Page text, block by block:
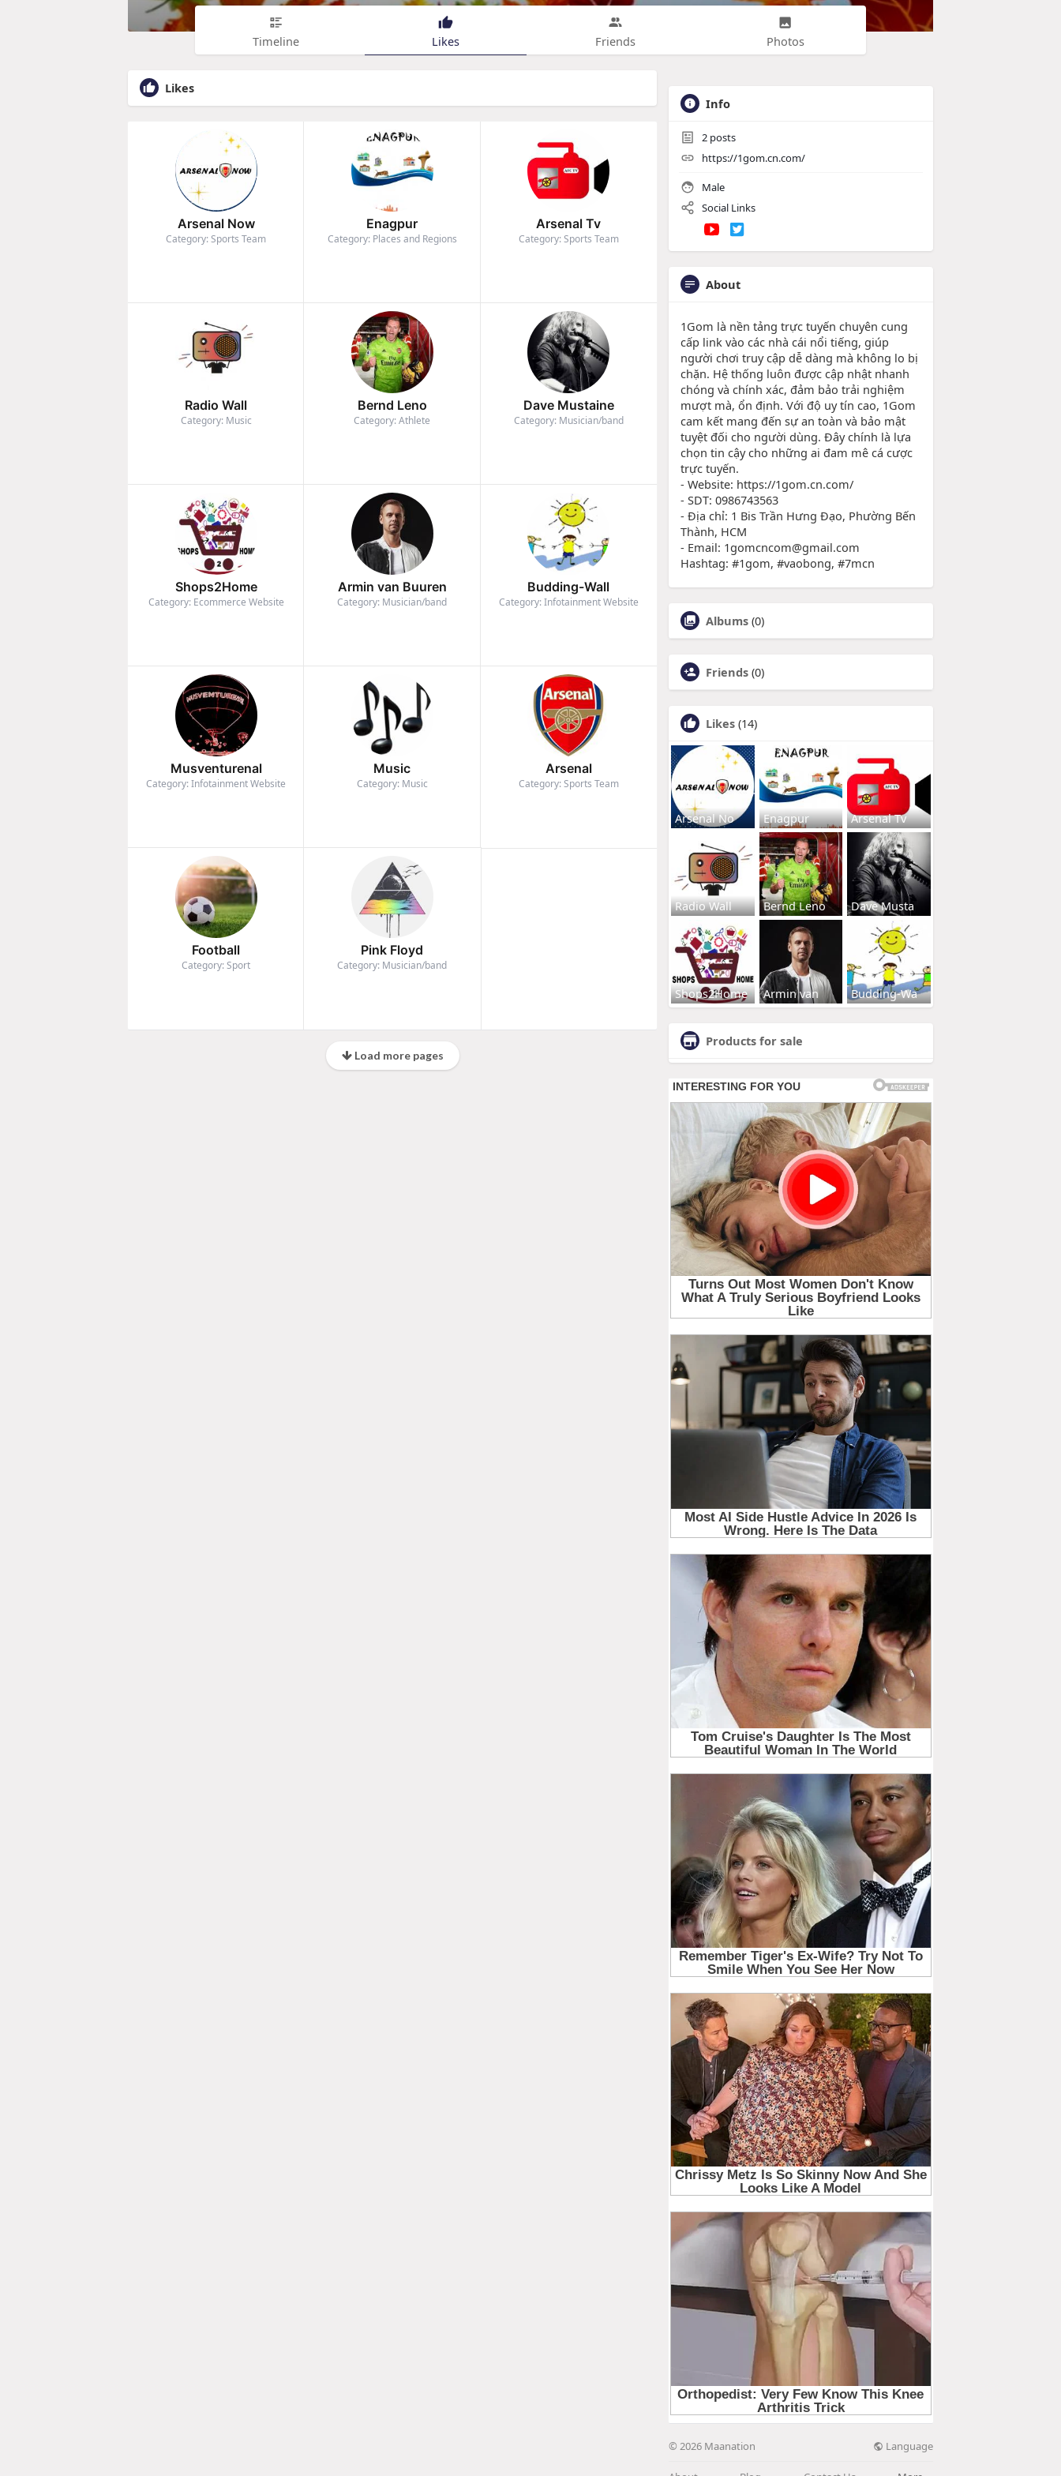
Timeline Likes Friends Photos
Likes
Arsenal Now
Category: Sports Team
Enagpur
Category: Places and Regions
Arsenal Tv
Category: Sports Team
Radio Wall
Category: Music
Bernd Leno
Category: Athlete
Dave Mustaine
Category: Musician/band
Shops2Home
Category: Ecommerce Website
Armin van Buuren
Category: Musician/band
Budding-Wall
Category: Infotainment Website
Musventurenal
Category: Infotainment Website
Music
Category: Music
Arsenal
Category: Sports Team
Football
Category: Sport
Pink Floyd
Category: Musician/band
Load more pages
Info
2 posts
https://1gom.cn.com/
Male
Social Links
About
1Gom là nền tảng trực tuyến chuyên cung
cấp link vào các nhà cái nổi tiếng, giúp
người chơi truy cập dễ dàng mà không lo bị
chặn. Hệ thống luôn được cập nhật nhanh
chóng và chính xác, đảm bảo trải nghiệm
mượt mà, ổn định. Với độ uy tín cao, 1Gom
cam kết mang đến sự an toàn và bảo mật
tuyệt đối cho người dùng. Đây chính là lựa
chọn tin cậy cho những ai đam mê cá cược
trực tuyến.
- Website: https://1gom.cn.com/
- SDT: 0986743563
- Địa chỉ: 1 Bis Trần Hưng Đạo, Phường Bến
Thành, HCM
- Email: 1gomcncom@gmail.com
Hashtag: #1gom, #vaobong, #7mcn
Albums (0)
Friends (0)
Likes (14)
Arsenal No Enagpur Arsenal Tv
Radio Wall Bernd Leno Dave Musta
Shops2Home Armin van Budding-Wa
Products for sale
© 2026 Maanation Language